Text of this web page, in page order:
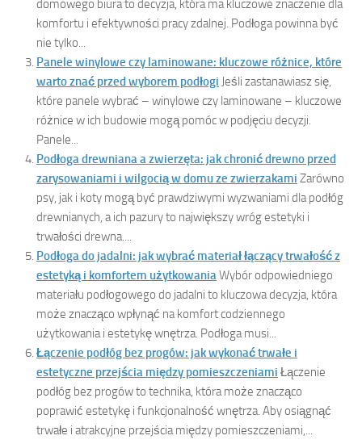
domowego biura to decyzja, która ma kluczowe znaczenie dla
komfortu i efektywności pracy zdalnej. Podłoga powinna być
nie tylko...
Panele winylowe czy laminowane: kluczowe różnice, które
warto znać przed wyborem podłogi Jeśli zastanawiasz się,
które panele wybrać – winylowe czy laminowane – kluczowe
różnice w ich budowie mogą pomóc w podjęciu decyzji.
Panele...
Podłoga drewniana a zwierzęta: jak chronić drewno przed
zarysowaniami i wilgocią w domu ze zwierzakami Zarówno
psy, jak i koty mogą być prawdziwymi wyzwaniami dla podłóg
drewnianych, a ich pazury to największy wróg estetyki i
trwałości drewna....
Podłoga do jadalni: jak wybrać materiał łączący trwałość z
estetyką i komfortem użytkowaniaWybór odpowiedniego
materiału podłogowego do jadalni to kluczowa decyzja, która
może znacząco wpłynąć na komfort codziennego
użytkowania i estetykę wnętrza. Podłoga musi...
Łączenie podłóg bez progów: jak wykonać trwałe i
estetyczne przejścia między pomieszczeniami Łączenie
podłóg bez progów to technika, która może znacząco
poprawić estetykę i funkcjonalność wnętrza. Aby osiągnąć
trwałe i atrakcyjne przejścia między pomieszczeniami,...